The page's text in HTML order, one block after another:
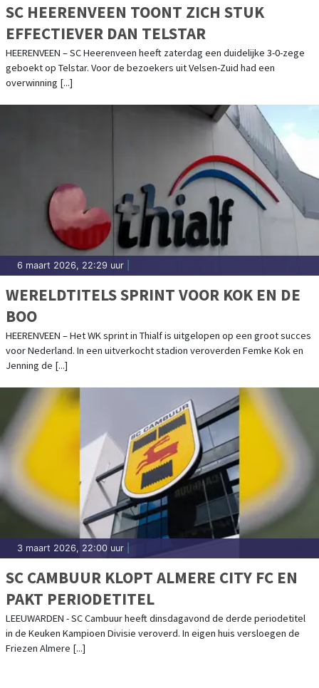
SC HEERENVEEN TOONT ZICH STUK
EFFECTIEVER DAN TELSTAR
HEERENVEEN – SC Heerenveen heeft zaterdag een duidelijke 3-0-zege
geboekt op Telstar. Voor de bezoekers uit Velsen-Zuid had een
overwinning [...]
6 maart 2026, 22:29 uur
WERELDTITELS SPRINT VOOR KOK EN DE
BOO
HEERENVEEN – Het WK sprint in Thialf is uitgelopen op een groot succes
voor Nederland. In een uitverkocht stadion veroverden Femke Kok en
Jenning de [...]
3 maart 2026, 22:00 uur
SC CAMBUUR KLOPT ALMERE CITY FC EN
PAKT PERIODETITEL
LEEUWARDEN - SC Cambuur heeft dinsdagavond de derde periodetitel
in de Keuken Kampioen Divisie veroverd. In eigen huis versloegen de
Friezen Almere [...]